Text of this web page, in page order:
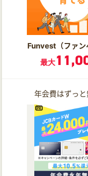
Funvest（ファン
最大
年会費はずっ